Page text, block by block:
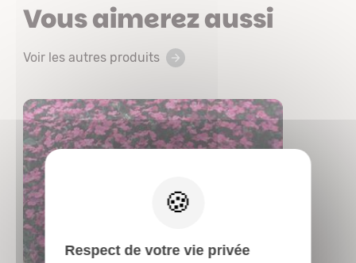
Vous aimerez aussi
Voir les autres produits
Respect de votre vie privée